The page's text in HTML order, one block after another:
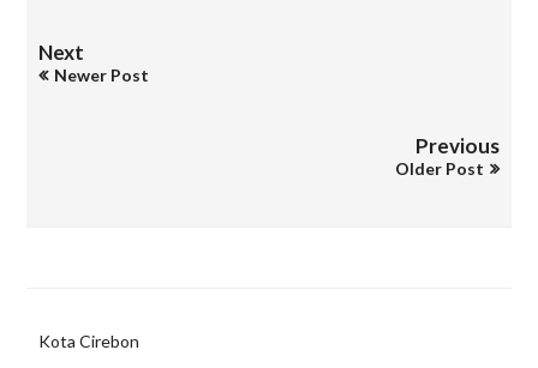
Next
Newer Post
Previous
Older Post
Kota Cirebon